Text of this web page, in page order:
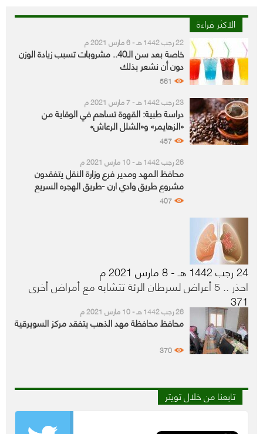
الاكثر قراءة
22 رجب 1442 هـ - 6 مارس 2021 م
خاصة بعد سن الـ40.. مشروبات تسبب زيادة الوزن
دون أن نشعر بذلك
561
23 رجب 1442 هـ - 7 مارس 2021 م
دراسة طبية: القهوة تساهم في الوقاية من
«الزهايمر» و«الشلل الرعاش»
457
26 رجب 1442 هـ - 10 مارس 2021 م
محافظ المهد ومدير فرع وزارة النقل يتفقدون
مشروع طريق وادي ارن -طريق الهجره السريع
407
24 رجب 1442 هـ - 8 مارس 2021 م
احذر .. 5 أعراض لسرطان الرئة تتشابه مع أمراض أخرى
371
26 رجب 1442 هـ - 10 مارس 2021 م
محافظ محافظة مهد الذهب يتفقد مركز السويرقية
370
تابعنا من خلال تويتر